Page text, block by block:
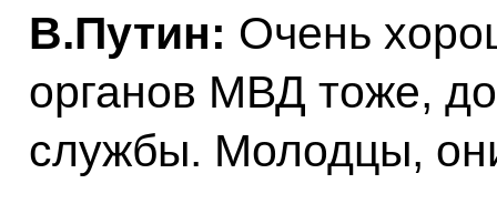
В.Путин: Очень
органов МВД тоже,
службы. Молодцы,